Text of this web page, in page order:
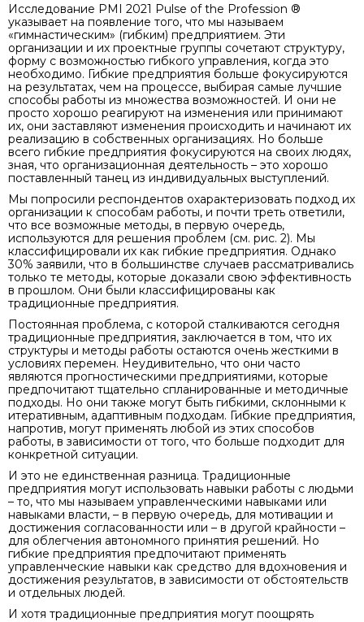
Исследование PMI 2021 Pulse of the Profession ®
указывает на появление того, что мы называем
«гимнастическим» (гибким) предприятием. Эти
организации и их проектные группы сочетают структуру,
форму с возможностью гибкого управления, когда это
необходимо. Гибкие предприятия больше фокусируются
на результатах, чем на процессе, выбирая самые лучшие
способы работы из множества возможностей. И они не
просто хорошо реагируют на изменения или принимают
их, они заставляют изменения происходить и начинают их
реализацию в собственных организациях. Но больше
всего гибкие предприятия фокусируются на своих людях,
зная, что организационная деятельность – это хорошо
поставленный танец из индивидуальных выступлений.
Мы попросили респондентов охарактеризовать подход их
организации к способам работы, и почти треть ответили,
что все возможные методы, в первую очередь,
используются для решения проблем (см. рис. 2). Мы
классифицировали их как гибкие предприятия. Однако
30% заявили, что в большинстве случаев рассматривались
только те методы, которые доказали свою эффективность
в прошлом. Они были классифицированы как
традиционные предприятия.
Постоянная проблема, с которой сталкиваются сегодня
традиционные предприятия, заключается в том, что их
структуры и методы работы остаются очень жесткими в
условиях перемен. Неудивительно, что они часто
являются прогностическими предприятиями, которые
предпочитают тщательно спланированные и методичные
подходы. Но они также могут быть гибкими, склонными к
итеративным, адаптивным подходам. Гибкие предприятия,
напротив, могут применять любой из этих способов
работы, в зависимости от того, что больше подходит для
конкретной ситуации.
И это не единственная разница. Традиционные
предприятия могут использовать навыки работы с людьми
– то, что мы называем управленческими навыками или
навыками власти, – в первую очередь, для мотивации и
достижения согласованности или – в другой крайности –
для облегчения автономного принятия решений. Но
гибкие предприятия предпочитают применять
управленческие навыки как средство для вдохновения и
достижения результатов, в зависимости от обстоятельств
и отдельных людей.
И хотя традиционные предприятия могут поощрять